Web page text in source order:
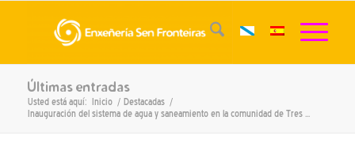
Últimas entradas
Usted está aquí: Inicio / Destacadas /
Inauguración del sistema de agua y saneamiento en la comunidad de Tres ...